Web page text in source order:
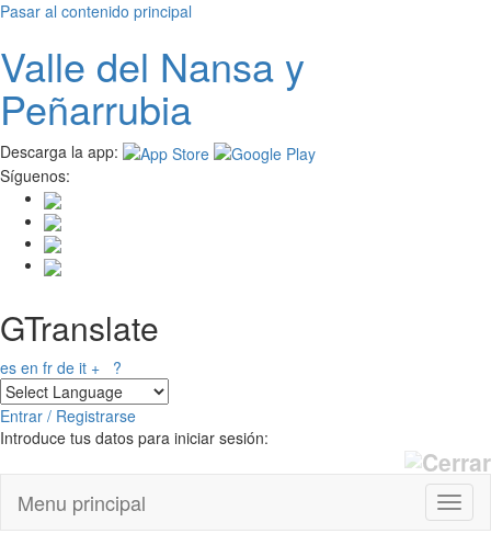
Pasar al contenido principal
Valle del Nansay
Peñarrubia
Descarga la app:
Síguenos:
GTranslate
es en fr de it + ?
Entrar / Registrarse
Introduce tus datos para iniciar sesión:
Menu principal